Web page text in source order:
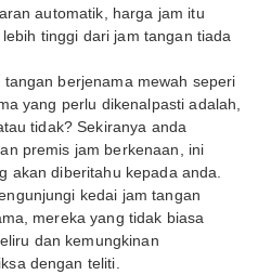
automatik, harga jam itu
tinggi dari jam tangan tiada
berjenama mewah seperi
yang perlu dikenalpasti adalah,
tidak? Sekiranya anda
premis jam berkenaan, ini
akan diberitahu kepada anda.
kedai jam tangan
mereka yang tidak biasa
dan kemungkinan
dengan teliti.